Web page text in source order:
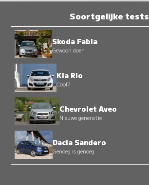
Soortgelijke tests
Skoda Fabia
Gewoon doen
Kia Rio
Cool?
Chevrolet Aveo
Nieuwe generatie
Dacia Sandero
Genoeg is genoeg